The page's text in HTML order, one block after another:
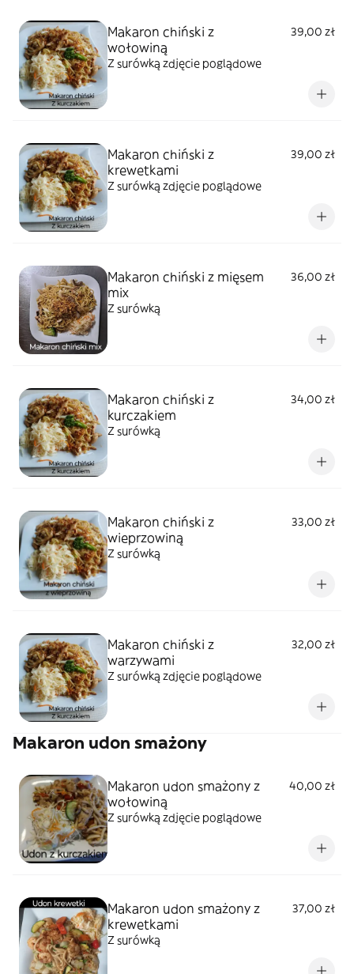
Makaron chiński z
wołowiną
39,00 zł
Z surówką zdjęcie poglądowe
Makaron chiński z
krewetkami
39,00 zł
Z surówką zdjęcie poglądowe
Makaron chiński z mięsem
mix
36,00 zł
Z surówką
Makaron chiński z
kurczakiem
34,00 zł
Z surówką
Makaron chiński z
wieprzowiną
33,00 zł
Z surówką
Makaron chiński z
warzywami
32,00 zł
Z surówką zdjęcie poglądowe
Makaron udon smażony
Makaron udon smażony z
wołowiną
40,00 zł
Z surówką zdjęcie poglądowe
Makaron udon smażony z
krewetkami
37,00 zł
Z surówką